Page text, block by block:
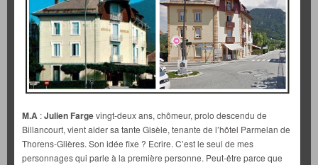
M.A :Julien Fargevingt-deux ans, chômeur, prolo descendu de
Billancourt, vient aider sa tante Gisèle, tenante de l’hôtel Parmelan de
Thorens-Glières. Son idée fixe ? Ecrire. C’est le seul de mes
personnages qui parle à la première personne. Peut-être parce que